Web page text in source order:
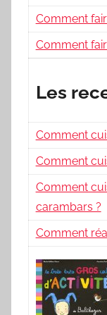
Comment
Comment
Les
Comment
Comment
Comment
carambars ?
Comment